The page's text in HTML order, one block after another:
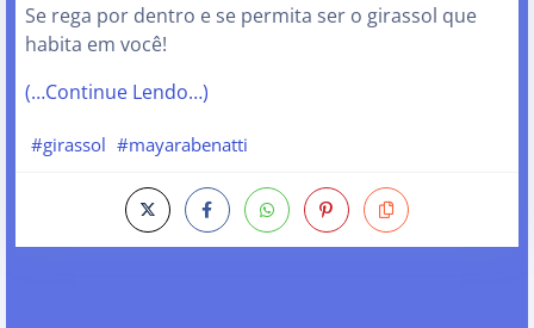
Se rega por dentro e se permita ser o girassol que
habita em você!
(…Continue Lendo…)
#girassol #mayarabenatti